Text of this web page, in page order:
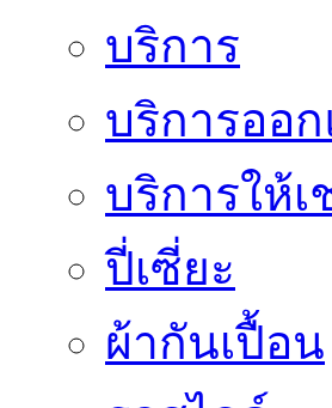
บริการ
บริการออ
บริการให้เ
ปี่เซี่ยะ
ผ้ากันเปื้อน